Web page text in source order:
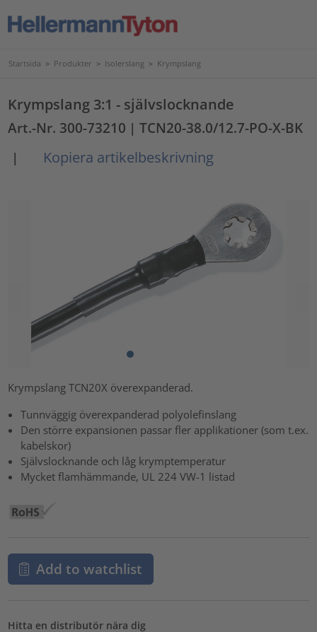
Startsida > Produkter > Isolerslang > Krympslang
Krympslang 3:1 - självslocknande
Art.-Nr. 300-73210 | TCN20-38.0/12.7-PO-X-BK
|
Kopiera artikelbeskrivning
Krympslang TCN20X överexpanderad.
Tunnväggig överexpanderad polyolefinslang
Den större expansionen passar fler applikationer (som t.ex.
kabelskor)
Självslocknande och låg krymptemperatur
Mycket flamhämmande, UL 224 VW-1 listad
Add to watchlist
Hitta en distributör nära dig